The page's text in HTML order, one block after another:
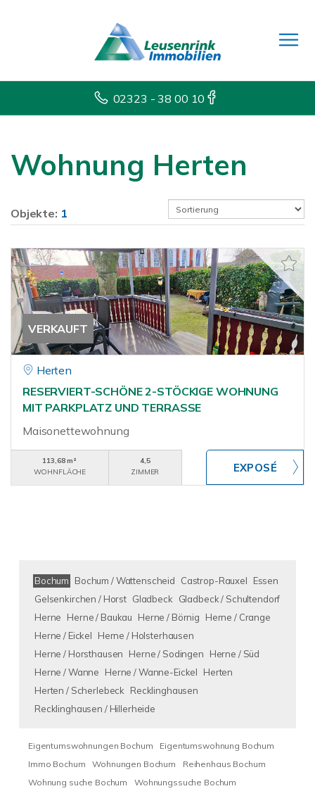
02323 - 38 00 10
Wohnung Herten
Objekte: 1
VERKAUFT
Herten
RESERVIERT-SCHÖNE 2-STÖCKIGE WOHNUNG
MIT PARKPLATZ UND TERRASSE
Maisonettewohnung
113,68 m²
WOHNFLÄCHE
4,5
ZIMMER
Bochum Bochum / Wattenscheid Castrop-Rauxel
Essen
Gelsenkirchen / Horst Gladbeck
Gladbeck / Schultendorf
Herne
Herne / Baukau Herne / Börnig
Herne / Crange
Herne / Eickel
Herne / Holsterhausen
Herne / Horsthausen
Herne / Sodingen
Herne / Süd
Herne / Wanne
Herne / Wanne-Eickel
Herten
Herten / Scherlebeck
Recklinghausen
Recklinghausen / Hillerheide
Eigentumswohnungen Bochum
Eigentumswohnung Bochum
Immo Bochum
Wohnungen Bochum
Reihenhaus Bochum
Wohnung suche Bochum
Wohnungssuche Bochum